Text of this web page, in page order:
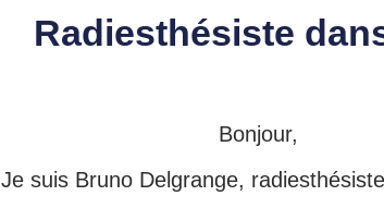
Radiesthésiste
Bonjour,
Je suis Bruno Delgrange,